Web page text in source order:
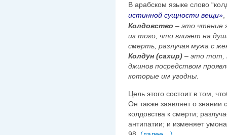
В арабском языке слово
истинной сущности вещи»,
Колдовство – это чтение
из того, что влияет на
смерть, разлучая мужа с
Колдун (сахир) – это тот,
джинов посредством
которые им угодны.
Цель этого состоит в том,
Он также заявляет о знании
колдовства к смерти;
антипатии; и изменяет